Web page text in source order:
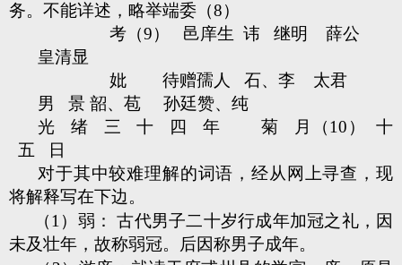
务。不能详述，略举端委（8）
考（9） 邑庠生 讳 继明 薛公
皇清显
妣 待赠孺人 石、李 太君
男 景 韶、苞 孙廷赞、纯
光 绪 三 十 四 年 菊 月（10） 十
五 日
对于其中较难理解的词语，经从网上寻查，现
将解释写在下边。
（1）弱： 古代男子二十岁行成年加冠之礼，因
未及壮年，故称弱冠。后因称男子成年。